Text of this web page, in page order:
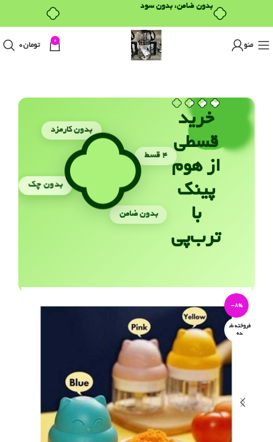
بدون ضامن، بدون سود
منو
0
تومان0
خرید
قسطی
از هوم
پینک
با
ترب‌پی
بدون کارمزد
۴ قسط
بدون چک
بدون ضامن
-8%
فروخته ش
ده